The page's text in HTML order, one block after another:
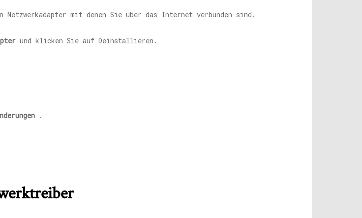
Netzwerkadapter mit denen Sie über das Internet verbunden sind.
und klicken Sie auf Deinstallieren.
.